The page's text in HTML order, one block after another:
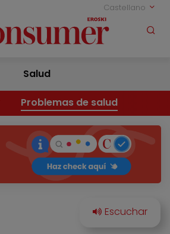
Castellano
Salud
Problemas de salud